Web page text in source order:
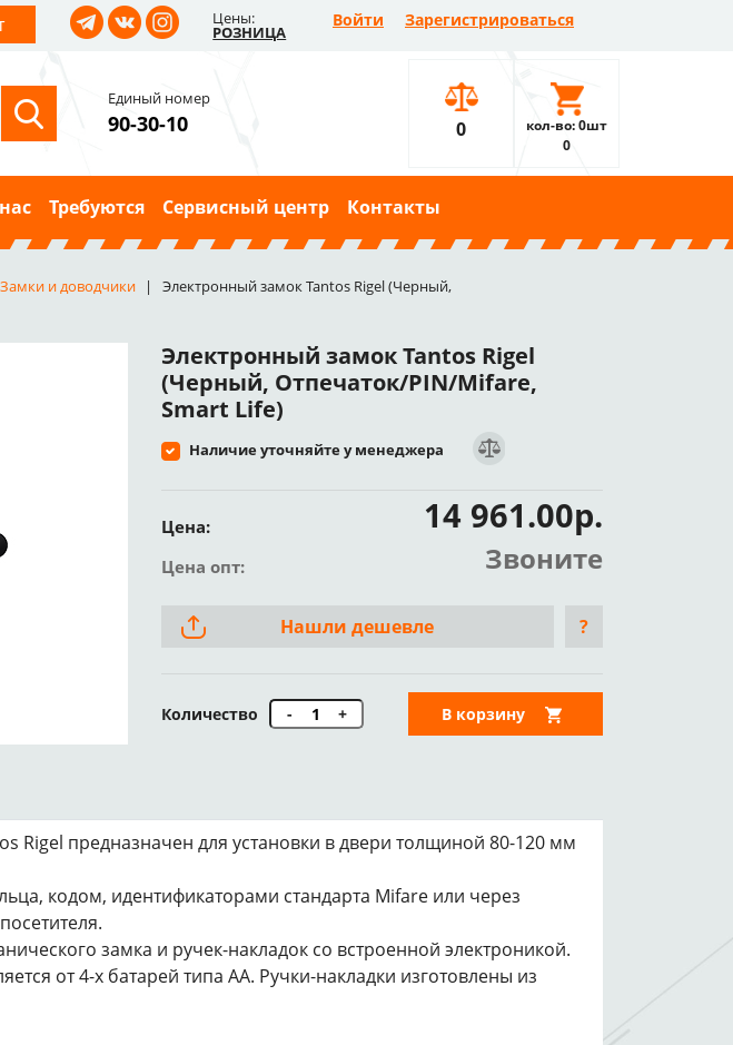
Цены:
РОЗНИЦА
Войти Зарегистрироваться
Единый номер
90-30-10 0
кол-во: 0шт
0
Требуются Сервисный центр Контакты
Замки и доводчики
Электронный замок Tantos Rigel (Черный,
Электронный замок Tantos Rigel
(Черный, Отпечаток/PIN/Mifare,
Smart Life)
Наличие уточняйте у менеджера
Цена: 14 961.00р.
Цена опт: Звоните
Нашли дешевле ?
Количество - + В корзину
Rigel предназначен для установки в двери толщиной 80-120 мм
кодом, идентификаторами стандарта Mifare или через
замка и ручек-накладок со встроенной электроникой.
от 4-х батарей типа АА. Ручки-накладки изготовлены из